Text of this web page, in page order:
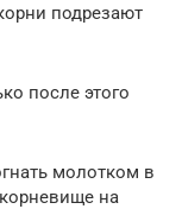
подрезают
после этого
молотком в
на